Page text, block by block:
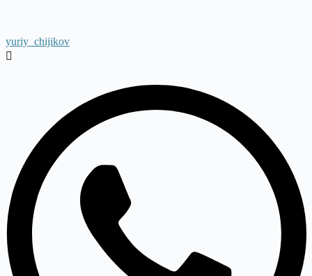
yuriy_chijikov